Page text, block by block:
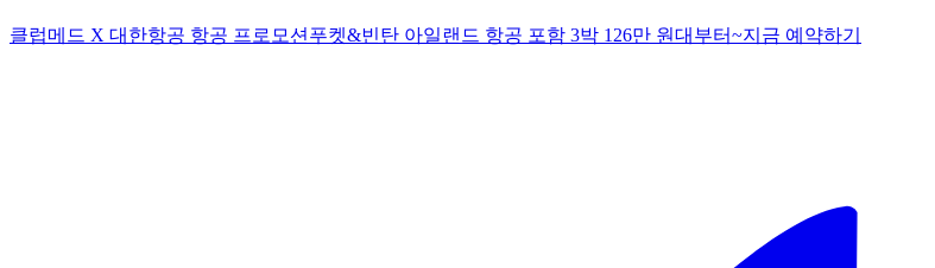
클럽메드 X 대한항공 항공 프로모션 푸켓&빈탄 아일랜드 항공 포함 3박 126만 원대부터~지 금 예약하기